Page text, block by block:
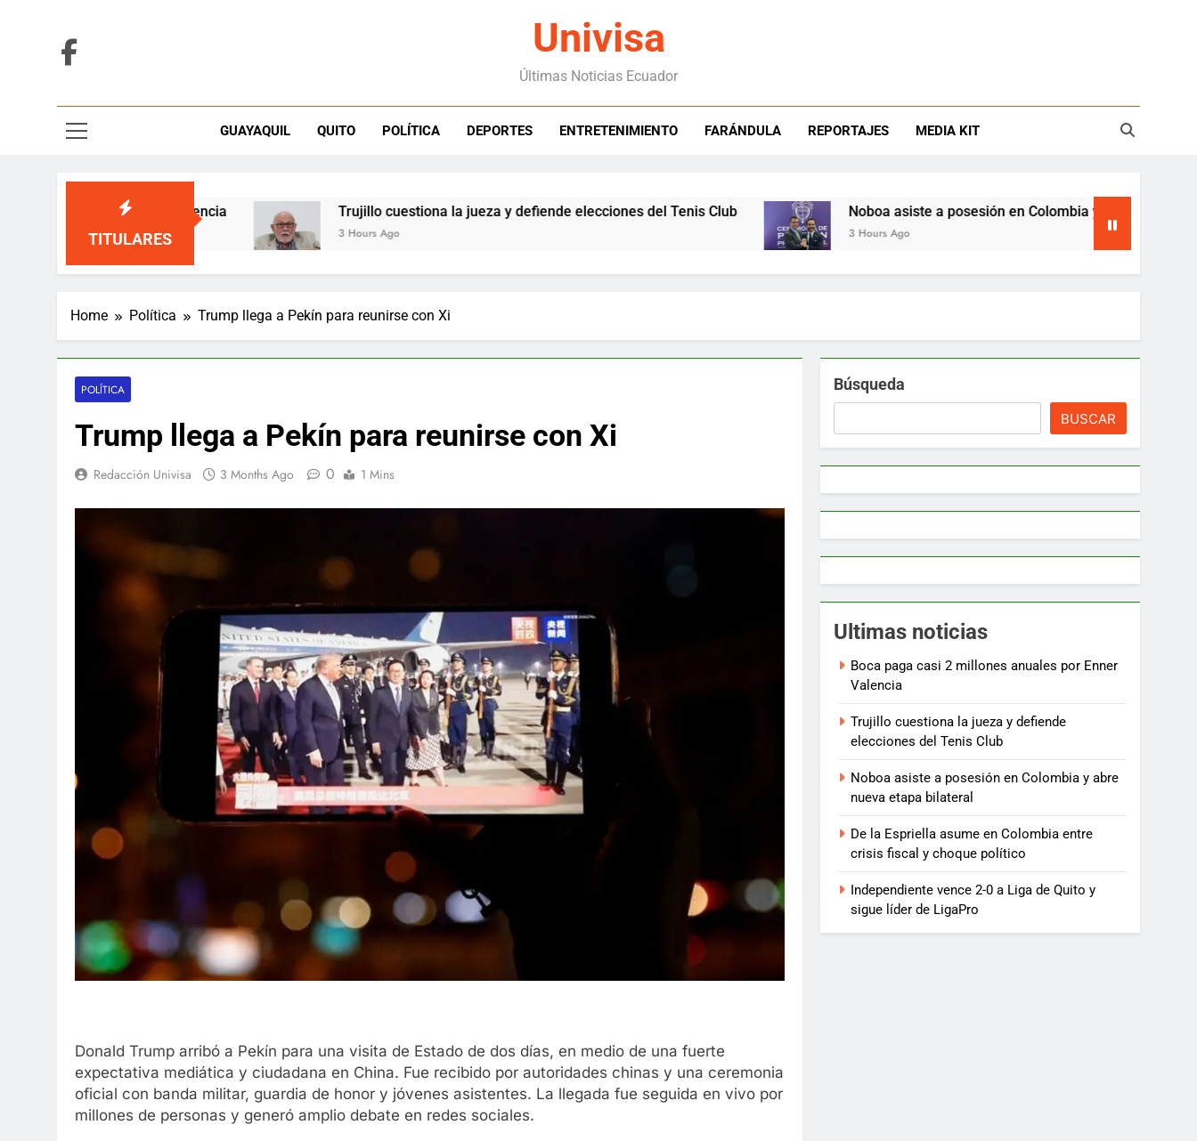
Univisa
Últimas Noticias Ecuador
GUAYAQUIL QUITO POLÍTICA DEPORTES ENTRETENIMIENTO FARÁNDULA REPORTAJES MEDIA KIT
TITULARES
por Enner Valencia Trujillo cuestiona la jueza y defiende elecciones del Tenis Club
3 Hours Ago
Noboa asiste a posesión en Colombia y abre nueva etapa
3 Hours Ago
Home Política Trump llega a Pekín para reunirse con Xi
POLÍTICA
Trump llega a Pekín para reunirse con Xi
Redacción Univisa 3 Months Ago 0 1 Mins
Donald Trump arribó a Pekín para una visita de Estado de dos días, en medio de una fuerte
expectativa mediática y ciudadana en China. Fue recibido por autoridades chinas y una ceremonia
oficial con banda militar, guardia de honor y jóvenes asistentes. La llegada fue seguida en vivo por
millones de personas y generó amplio debate en redes sociales.
Búsqueda
BUSCAR
Ultimas noticias
Boca paga casi 2 millones anuales por Enner
Valencia
Trujillo cuestiona la jueza y defiende
elecciones del Tenis Club
Noboa asiste a posesión en Colombia y abre
nueva etapa bilateral
De la Espriella asume en Colombia entre
crisis fiscal y choque político
Independiente vence 2-0 a Liga de Quito y
sigue líder de LigaPro